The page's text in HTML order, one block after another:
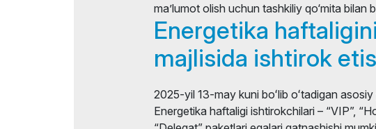
ma’lumot olish uchun tashkiliy qo‘mita bilan
Energetika
majlisida ishtirok
2025-yil 13-may kuni boʻlib oʻtadigan
Energetika haftaligi ishtirokchilari – “VIP”,